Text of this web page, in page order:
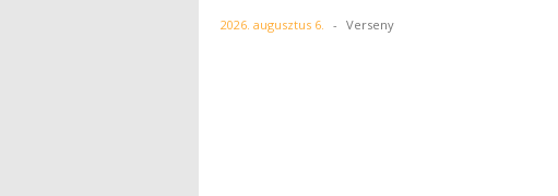
2026. augusztus 6. - Verseny